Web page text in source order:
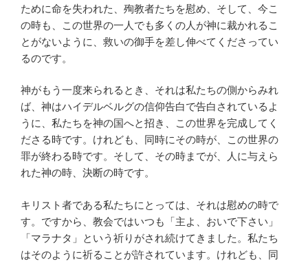
ために命を失われた、殉教者たちを慰め、そして、今こ
の時も、この世界の一人でも多くの人が神に裁かれるこ
とがないように、救いの御手を差し伸べてくださってい
るのです。
神がもう一度来られるとき、それは私たちの側からみれ
ば、神はハイデルベルグの信仰告白で告白されているよ
うに、私たちを神の国へと招き、この世界を完成してく
ださる時です。けれども、同時にその時が、この世界の
罪が終わる時です。そして、その時までが、人に与えら
れた神の時、決断の時です。
キリスト者である私たちにとっては、それは慰めの時で
す。ですから、教会ではいつも「主よ、おいで下さい」
「マラナタ」という祈りがされ続けてきました。私たち
はそのように祈ることが許されています。けれども、同